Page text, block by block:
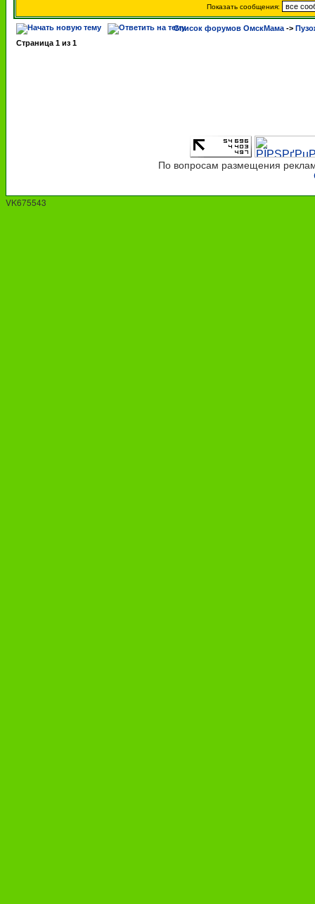
Показать сообщения:
Список форумов ОмскМама ->
Страница 1 из 1
По вопросам размещения
VK675543